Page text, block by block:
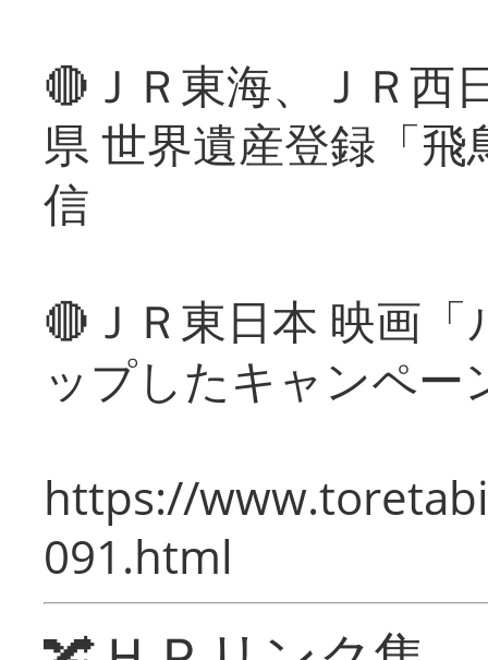
🔴ＪＲ東海、ＪＲ西
県 世界遺産登録「
信
🔴ＪＲ東日本 映画
ップしたキャンペー
https://
091.html